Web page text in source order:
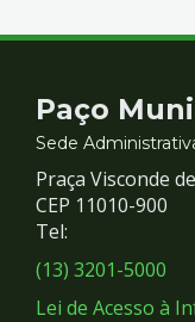
e
Redes
Sociais
Paço
Sede
Praça Visconde
CEP 11010-900
Tel:
(13) 3201-5000
Lei de Acesso à